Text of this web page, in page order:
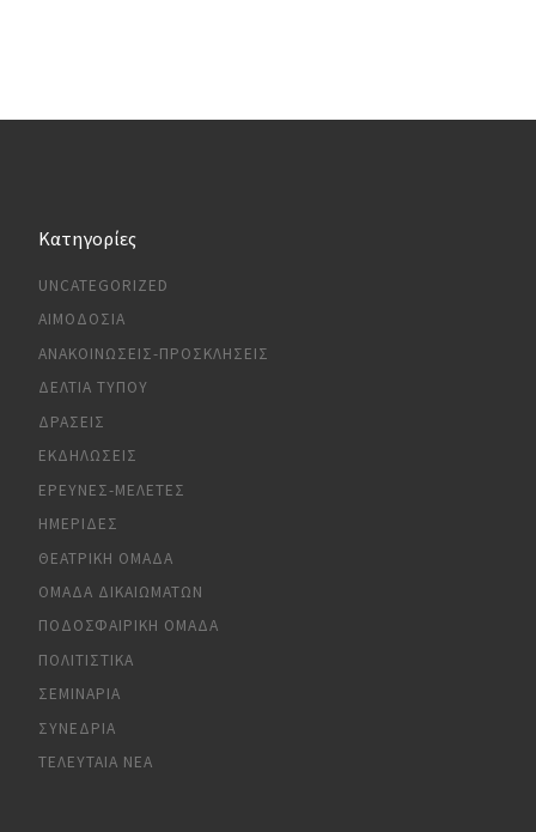
Kατηγορίες
UNCATEGORIZED
ΑΙΜΟΔΟΣΊΑ
ΑΝΑΚΟΙΝΏΣΕΙΣ-ΠΡΟΣΚΛΉΣΕΙΣ
ΔΕΛΤΊΑ ΤΎΠΟΥ
ΔΡΆΣΕΙΣ
ΕΚΔΗΛΏΣΕΙΣ
ΈΡΕΥΝΕΣ-ΜΕΛΈΤΕΣ
ΗΜΕΡΊΔΕΣ
ΘΕΑΤΡΙΚΉ ΟΜΆΔΑ
ΟΜΆΔΑ ΔΙΚΑΙΩΜΆΤΩΝ
ΠΟΔΟΣΦΑΙΡΙΚΉ ΟΜΆΔΑ
ΠΟΛΙΤΙΣΤΙΚΆ
ΣΕΜΙΝΆΡΙΑ
ΣΥΝΈΔΡΙΑ
ΤΕΛΕΥΤΑΊΑ ΝΈΑ